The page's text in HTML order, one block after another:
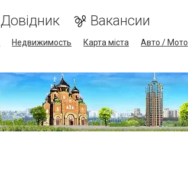
Довідник Вакансии
Недвижимость Карта міста Авто / Мото